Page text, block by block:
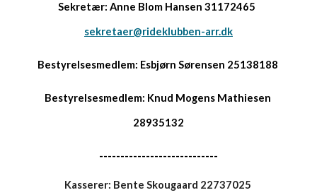
Sekretær: Anne Blom Hansen 31172465
sekretaer@rideklubben-arr.dk
Bestyrelsesmedlem: Esbjørn Sørensen 25138188
Bestyrelsesmedlem: Knud Mogens Mathiesen
28935132
----------------------------
Kasserer: Bente Skougaard 22737025